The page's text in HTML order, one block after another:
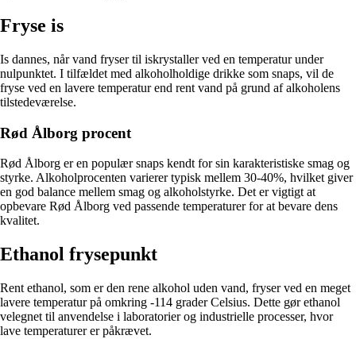
Fryse is
Is dannes, når vand fryser til iskrystaller ved en temperatur under
nulpunktet. I tilfældet med alkoholholdige drikke som snaps, vil de
fryse ved en lavere temperatur end rent vand på grund af alkoholens
tilstedeværelse.
Rød Ålborg procent
Rød Ålborg er en populær snaps kendt for sin karakteristiske smag og
styrke. Alkoholprocenten varierer typisk mellem 30-40%, hvilket giver
en god balance mellem smag og alkoholstyrke. Det er vigtigt at
opbevare Rød Ålborg ved passende temperaturer for at bevare dens
kvalitet.
Ethanol frysepunkt
Rent ethanol, som er den rene alkohol uden vand, fryser ved en meget
lavere temperatur på omkring -114 grader Celsius. Dette gør ethanol
velegnet til anvendelse i laboratorier og industrielle processer, hvor
lave temperaturer er påkrævet.